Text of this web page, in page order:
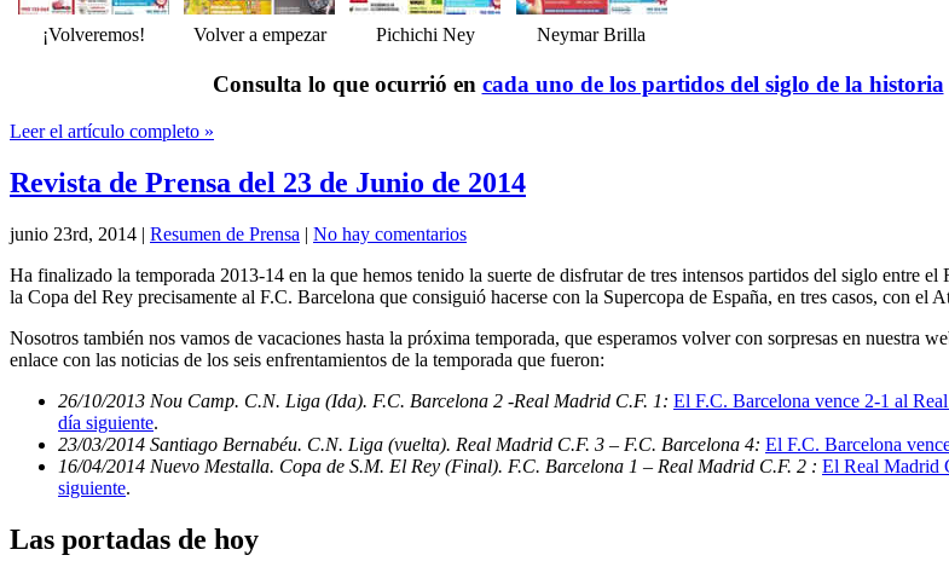
¡Volveremos! Volver a empezar Pichichi Ney Neymar Brilla
Consulta lo que ocurrió en cada uno de los partidos del siglo de la historia
Leer el artículo completo »
Revista de Prensa del 23 de Junio de 2014
junio 23rd, 2014 | Resumen de Prensa | No hay comentarios
Ha finalizado la temporada 2013-14 en la que hemos tenido la suerte de disfrutar de tres intensos partidos del siglo entre
la Copa del Rey precisamente al F.C. Barcelona que consiguió hacerse con la Supercopa de España, en tres casos, con el
Nosotros también nos vamos de vacaciones hasta la próxima temporada, que esperamos volver con sorpresas en nuestra
enlace con las noticias de los seis enfrentamientos de la temporada que fueron:
26/10/2013 Nou Camp. C.N. Liga (Ida). F.C. Barcelona 2 -Real Madrid C.F. 1: El F.C. Barcelona vence 2-1 al
día siguiente.
23/03/2014 Santiago Bernabéu. C.N. Liga (vuelta). Real Madrid C.F. 3 – F.C. Barcelona 4: El F.C. Barcelona
16/04/2014 Nuevo Mestalla. Copa de S.M. El Rey (Final). F.C. Barcelona 1 – Real Madrid C.F. 2 : El Real Madrid
siguiente.
Las portadas de hoy